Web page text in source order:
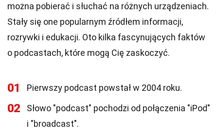
można pobierać i słuchać na różnych urządzeniach.
Stały się one popularnym źródłem informacji,
rozrywki i edukacji. Oto kilka fascynujących faktów
o podcastach, które mogą Cię zaskoczyć.
01 Pierwszy podcast powstał w 2004 roku.
02
Słowo "podcast" pochodzi od połączenia "iPod"
i "broadcast".